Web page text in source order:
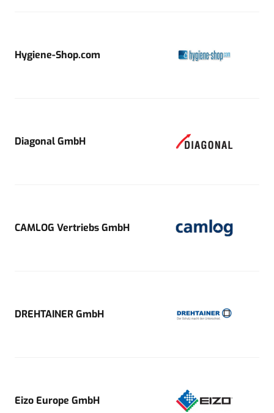
Hygiene-Shop.com
Diagonal GmbH
CAMLOG Vertriebs GmbH
DREHTAINER GmbH
Eizo Europe GmbH